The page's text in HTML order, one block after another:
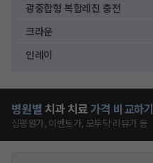
광중합형 복합레진 충전
크라운
인레이
병원별 치과 치료가격 비교하기
심평원가, 이벤트가, 모두닥 리뷰가 등